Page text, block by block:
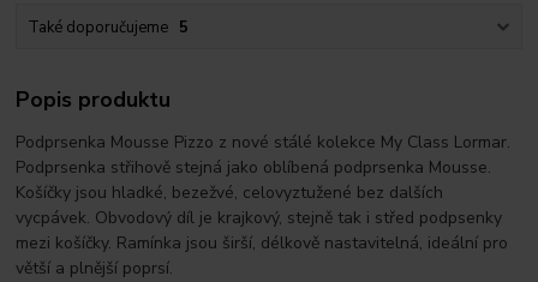
Také doporučujeme 5
Popis produktu
Podprsenka Mousse Pizzo z nové stálé kolekce My Class Lormar.
Podprsenka střihově stejná jako oblíbená podprsenka Mousse.
Košíčky jsou hladké, bezežvé, celovyztužené bez dalších
vycpávek. Obvodový díl je krajkový, stejně tak i střed podpsenky
mezi košíčky. Ramínka jsou širší, délkově nastavitelná, ideální pro
větší a plnější poprsí.